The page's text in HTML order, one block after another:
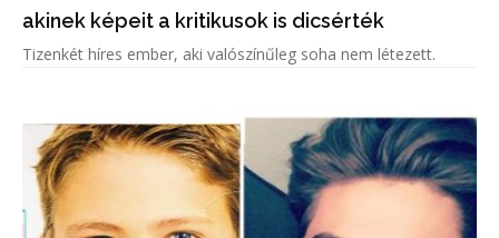
akinek képeit a kritikusok is dicsérték
Tizenkét híres ember, aki valószínűleg soha nem létezett.